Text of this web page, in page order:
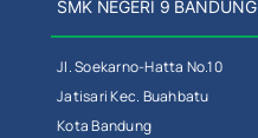
SMK NEGERI 9 BANDUNG
Jl. Soekarno-Hatta No.10
Jatisari Kec. Buahbatu
Kota Bandung